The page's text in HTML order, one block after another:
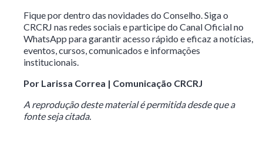
Fique por dentro das novidades do Conselho. Siga o
CRCRJ nas redes sociais e participe do Canal Oficial no
WhatsApp para garantir acesso rápido e eficaz a notícias,
eventos, cursos, comunicados e informações
institucionais.
Por Larissa Correa | Comunicação CRCRJ
A reprodução deste material é permitida desde que a
fonte seja citada.